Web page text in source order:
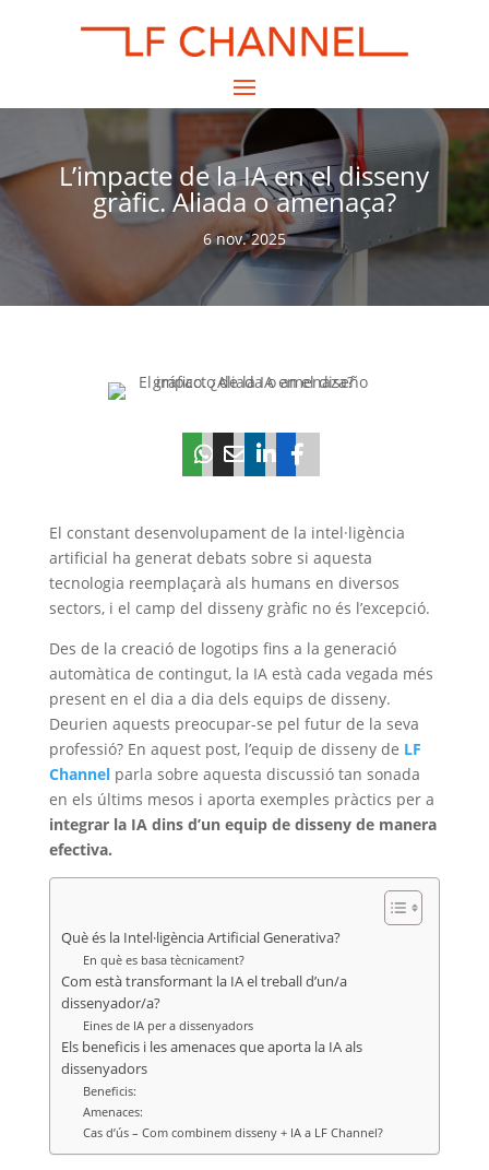
L’impacte de la IA en el disseny
gràfic. Aliada o amenaça?
6 nov. 2025
El constant desenvolupament de la intel·ligència
artificial ha generat debats sobre si aquesta
tecnologia reemplaçarà als humans en diversos
sectors, i el camp del disseny gràfic no és l’excepció.
Des de la creació de logotips fins a la generació
automàtica de contingut, la IA està cada vegada més
present en el dia a dia dels equips de disseny.
Deurien aquests preocupar-se pel futur de la seva
professió? En aquest post, l’equip de disseny de LF
Channelparla sobre aquesta discussió tan sonada
en els últims mesos i aporta exemples pràctics per a
integrar la IA dins d’un equip de disseny de manera
efectiva.
Què és la Intel·ligència Artificial Generativa?
En què es basa tècnicament?
Com està transformant la IA el treball d’un/a
dissenyador/a?
Eines de IA per a dissenyadors
Els beneficis i les amenaces que aporta la IA als
dissenyadors
Beneficis:
Amenaces:
Cas d’ús – Com combinem disseny + IA a LF Channel?